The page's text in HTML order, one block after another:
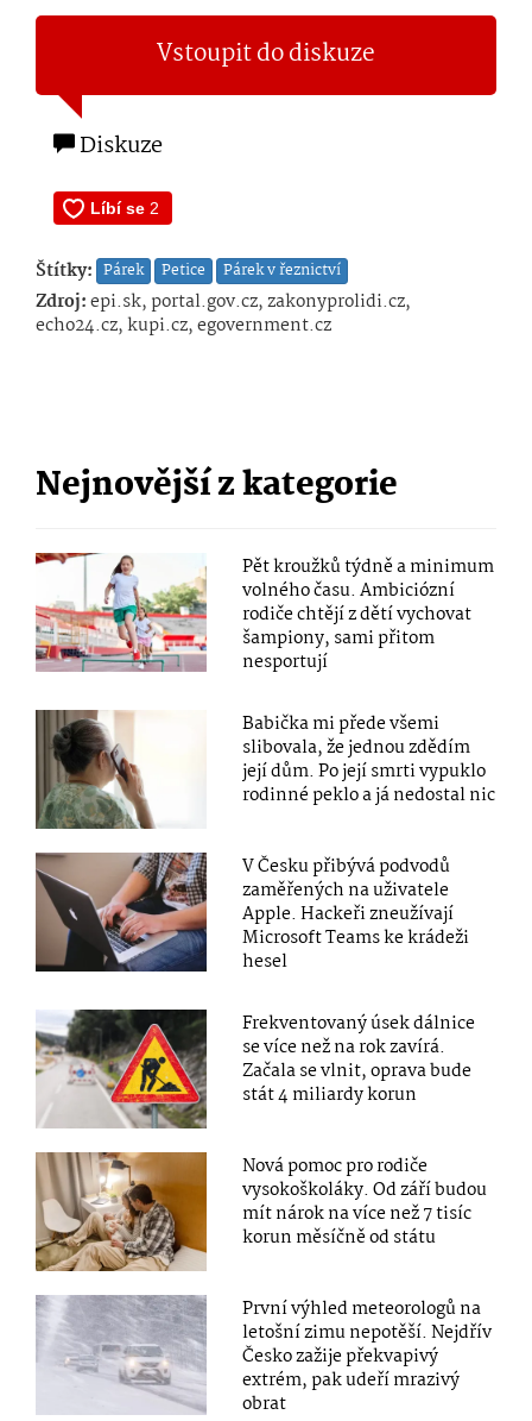
Vstoupit do diskuze
Diskuze
Štítky: Párek Petice Párek v řeznictví
Zdroj:epi.sk, portal.gov.cz, zakonyprolidi.cz,
echo24.cz, kupi.cz, egovernment.cz
Nejnovější z kategorie
Pět kroužků týdně a minimum
volného času. Ambiciózní
rodiče chtějí z dětí vychovat
šampiony, sami přitom
nesportují
Babička mi přede všemi
slibovala, že jednou zdědím
její dům. Po její smrti vypuklo
rodinné peklo a já nedostal nic
V Česku přibývá podvodů
zaměřených na uživatele
Apple. Hackeři zneužívají
Microsoft Teams ke krádeži
hesel
Frekventovaný úsek dálnice
se více než na rok zavírá.
Začala se vlnit, oprava bude
stát 4 miliardy korun
Nová pomoc pro rodiče
vysokoškoláky. Od září budou
mít nárok na více než 7 tisíc
korun měsíčně od státu
První výhled meteorologů na
letošní zimu nepotěší. Nejdřív
Česko zažije překvapivý
extrém, pak udeří mrazivý
obrat